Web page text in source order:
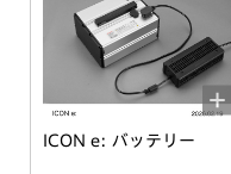
ICON e: バッテリー